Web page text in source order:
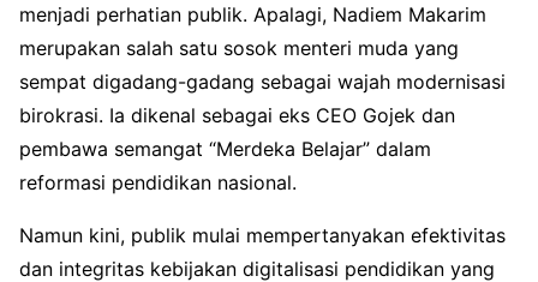
menjadi perhatian publik. Apalagi, Nadiem Makarim
merupakan salah satu sosok menteri muda yang
sempat digadang-gadang sebagai wajah modernisasi
birokrasi. Ia dikenal sebagai eks CEO Gojek dan
pembawa semangat “Merdeka Belajar” dalam
reformasi pendidikan nasional.
Namun kini, publik mulai mempertanyakan efektivitas
dan integritas kebijakan digitalisasi pendidikan yang